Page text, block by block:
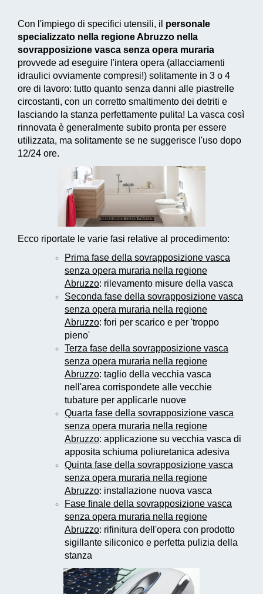
Con l'impiego di specifici utensili, il personale
specializzato nella regione Abruzzo nella
sovrapposizione vasca senza opera muraria
provvede ad eseguire l'intera opera (allacciamenti
idraulici ovviamente compresi!) solitamente in 3 o 4
ore di lavoro: tutto quanto senza danni alle piastrelle
circostanti, con un corretto smaltimento dei detriti e
lasciando la stanza perfettamente pulita! La vasca così
rinnovata è generalmente subito pronta per essere
utilizzata, ma solitamente se ne suggerisce l'uso dopo
12/24 ore.
Ecco riportate le varie fasi relative al procedimento:
Prima fase della sovrapposizione vasca
senza opera muraria nella regione
Abruzzo: rilevamento misure della vasca
Seconda fase della sovrapposizione vasca
senza opera muraria nella regione
Abruzzo: fori per scarico e per 'troppo
pieno'
Terza fase della sovrapposizione vasca
senza opera muraria nella regione
Abruzzo: taglio della vecchia vasca
nell'area corrispondete alle vecchie
tubature per applicarle nuove
Quarta fase della sovrapposizione vasca
senza opera muraria nella regione
Abruzzo: applicazione su vecchia vasca di
apposita schiuma poliuretanica adesiva
Quinta fase della sovrapposizione vasca
senza opera muraria nella regione
Abruzzo: installazione nuova vasca
Fase finale della sovrapposizione vasca
senza opera muraria nella regione
Abruzzo: rifinitura dell'opera con prodotto
sigillante siliconico e perfetta pulizia della
stanza